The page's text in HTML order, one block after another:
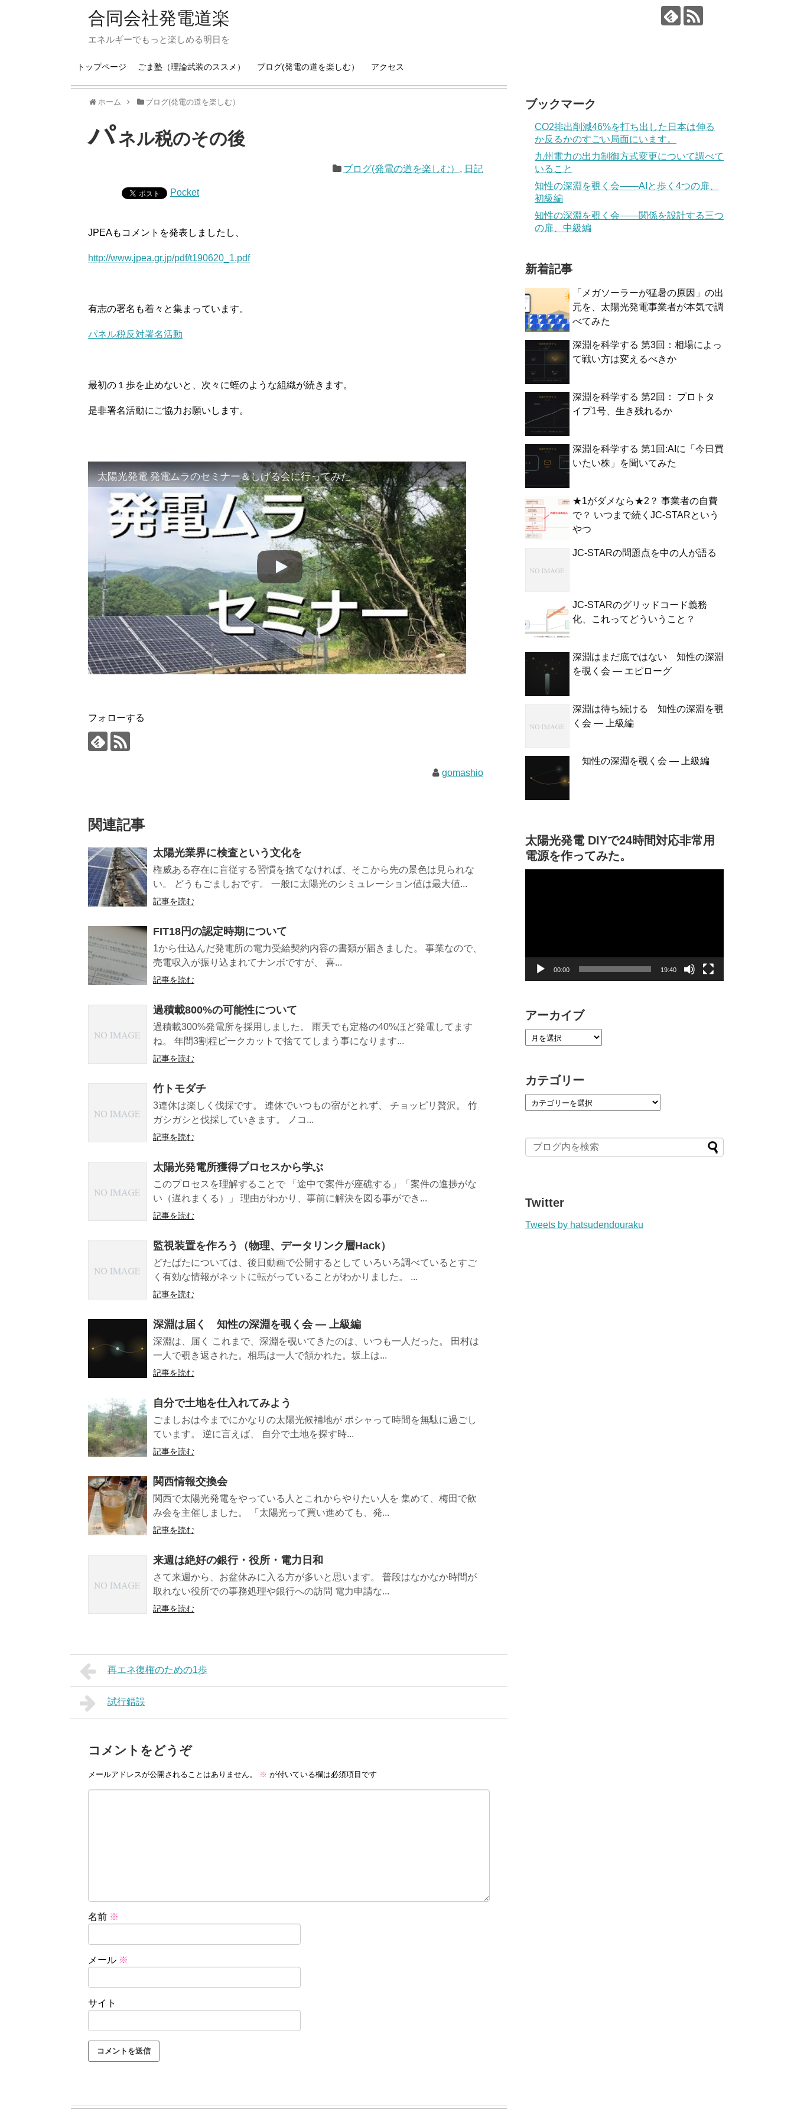
合同会社発電道楽
エネルギーでもっと楽しめる明日を
トップページ ごま塾（理論武装のススメ） ブログ(発電の道を楽しむ） アクセス
ホーム ブログ(発電の道を楽しむ）
パネル税のその後
ブログ(発電の道を楽しむ） , 日記
Pocket
JPEAもコメントを発表しましたし、
http://www.jpea.gr.jp/pdf/t190620_1.pdf
有志の署名も着々と集まっています。
パネル税反対署名活動
最初の１歩を止めないと、次々に蛭のような組織が続きます。
是非署名活動にご協力お願いします。
太陽光発電 発電ムラのセミナー＆しげる会に行ってみた
フォローする
gomashio
関連記事
太陽光業界に検査という文化を
権威ある存在に盲従する習慣を捨てなければ、そこから先の景色は見られな
い。 どうもごましおです。 一般に太陽光のシミュレーション値は最大値...
記事を読む
FIT18円の認定時期について
1から仕込んだ発電所の電力受給契約内容の書類が届きました。 事業なので、
売電収入が振り込まれてナンボですが、 喜...
記事を読む
過積載800%の可能性について
過積載300%発電所を採用しました。 雨天でも定格の40%ほど発電してます
ね。 年間3割程ピークカットで捨ててしまう事になります...
記事を読む
竹トモダチ
3連休は楽しく伐採です。 連休でいつもの宿がとれず、 チョッピリ贅沢。 竹
ガシガシと伐採していきます。 ノコ...
記事を読む
太陽光発電所獲得プロセスから学ぶ
このプロセスを理解することで 「途中で案件が座礁する」「案件の進捗がな
い（遅れまくる）」 理由がわかり、事前に解決を図る事ができ...
記事を読む
監視装置を作ろう（物理、データリンク層Hack）
どたばたについては、後日動画で公開するとして いろいろ調べているとすご
く有効な情報がネットに転がっていることがわかりました。 ...
記事を読む
深淵は届く 知性の深淵を覗く会 — 上級編
深淵は、届く これまで、深淵を覗いてきたのは、いつも一人だった。 田村は
一人で覗き返された。相馬は一人で頷かれた。坂上は...
記事を読む
自分で土地を仕入れてみよう
ごましおは今までにかなりの太陽光候補地が ポシャって時間を無駄に過ごし
ています。 逆に言えば、 自分で土地を探す時...
記事を読む
関西情報交換会
関西で太陽光発電をやっている人とこれからやりたい人を 集めて、梅田で飲
み会を主催しました。 「太陽光って買い進めても、発...
記事を読む
来週は絶好の銀行・役所・電力日和
さて来週から、お盆休みに入る方が多いと思います。 普段はなかなか時間が
取れない役所での事務処理や銀行への訪問 電力申請な...
記事を読む
再エネ復権のための1歩
試行錯誤
コメントをどうぞ
メールアドレスが公開されることはありません。 ※ が付いている欄は必須項目です
名前 ※
メール ※
サイト
ブックマーク
CO2排出削減46%を打ち出した日本は伸る
か反るかのすごい局面にいます。
九州電力の出力制御方式変更について調べて
いること
知性の深淵を覗く会——AIと歩く4つの扉、
初級編
知性の深淵を覗く会——関係を設計する三つ
の扉、中級編
新着記事
「メガソーラーが猛暑の原因」の出
元を、太陽光発電事業者が本気で調
べてみた
深淵を科学する 第3回：相場によっ
て戦い方は変えるべきか
深淵を科学する 第2回： プロトタ
イプ1号、生き残れるか
深淵を科学する 第1回:AIに「今日買
いたい株」を聞いてみた
★1がダメなら★2？ 事業者の自費
で？ いつまで続くJC-STARという
やつ
JC-STARの問題点を中の人が語る
JC-STARのグリッドコード義務
化、これってどういうこと？
深淵はまだ底ではない 知性の深淵
を覗く会 — エピローグ
深淵は待ち続ける 知性の深淵を覗
く会 — 上級編
知性の深淵を覗く会 — 上級編
太陽光発電 DIYで24時間対応非常用
電源を作ってみた。
00:00 19:40
アーカイブ
カテゴリー
Twitter
Tweets by hatsudendouraku